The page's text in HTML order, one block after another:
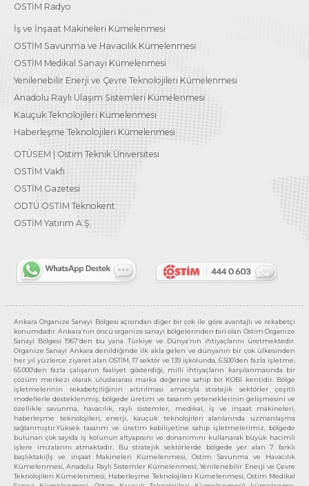
OSTİM Radyo
İş ve İnşaat Makineleri Kümelenmesi
OSTİM Savunma ve Havacılık Kümelenmesi
OSTİM Medikal Sanayi Kümelenmesi
Yenilenebilir Enerji ve Çevre Teknolojileri Kümelenmesi
Anadolu Raylı Ulaşım Sistemleri Kümelenmesi
Kauçuk Teknolojileri Kümelenmesi
Haberleşme Teknolojileri Kümelenmesi
OTÜSEM | Ostim Teknik Üniversitesi
OSTİM Vakfı
OSTİM Gazetesi
ODTÜ OSTİM Teknokent
OSTİM Yatırım A.Ş.
Ankara Organize Sanayi Bölgesi açısından diğer bir çok ile göre avantajlı ve rekabetçi
konumdadır. Ankara’nın öncü organize sanayi bölgelerinden biri olan Ostim Organize
Sanayi Bölgesi 1967’den bu yana Türkiye ve Dünya’nın ihtiyaçlarını üretmektedir.
Organize Sanayi Ankara denildiğinde ilk akla gelen ve dünyanın bir çok ülkesinden
her yıl yüzlerce ziyaret alan OSTİM, 17 sektör ve 139 işkolunda, 6.500’den fazla işletme,
65.000’den fazla çalışanın faaliyet gösterdiği, milli ihtiyaçların karşılanmasında bir
çözüm merkezi olarak uluslararası marka değerine sahip bir KOBİ kentidir. Bölge
işletmelerinin rekabetçiliğinin artırılması amacıyla stratejik sektörler çeşitli
modellerle desteklenmiş, bölgede üretim ve tasarım yeteneklerinin gelişmesini ve
özellikle savunma, havacılık, raylı sistemler, medikal, iş ve inşaat makineleri,
haberleşme teknolojileri, enerji, kauçuk teknolojileri alanlarında uzmanlaşma
sağlanmıştır.Yüksek tasarım ve üretim kabiliyetine sahip işletmelerimiz, bölgede
bulunan çok sayıda iş kolunun altyapısını ve donanımını kullanarak büyük hacimli
işlere imzalarını atmaktadır. Bu stratejik sektörlerde bölgede yer alan 7 farklı
başlıktaki(İş ve inşaat Makineleri Kümelenmesi, Ostim Savunma ve Havacılık
Kümelenmesi, Anadolu Raylı Sistemler Kümelenmesi, Yenilenebilir Enerji ve Çevre
Teknolojileri Kümelenmesi, Haberleşme Teknolojileri Kümelenmesi, Ostim Medikal